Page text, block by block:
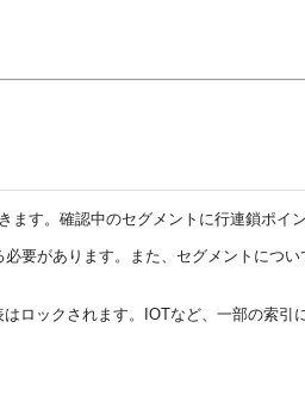
ます。確認中のセグメントに行連鎖ポイ
要があります。また、セグメントについ
ロックされます。IOTなど、一部の索引